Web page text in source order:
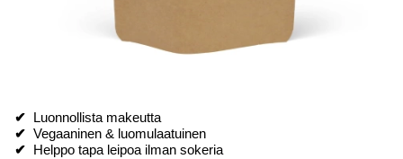
✔ Luonnollista makeutta
✔ Vegaaninen & luomulaatuinen
✔ Helppo tapa leipoa ilman sokeria